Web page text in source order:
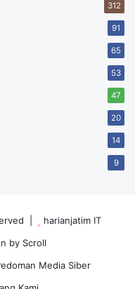
312
91
65
53
47
20
14
9
|
harianjatim IT
by Scroll
Media Siber